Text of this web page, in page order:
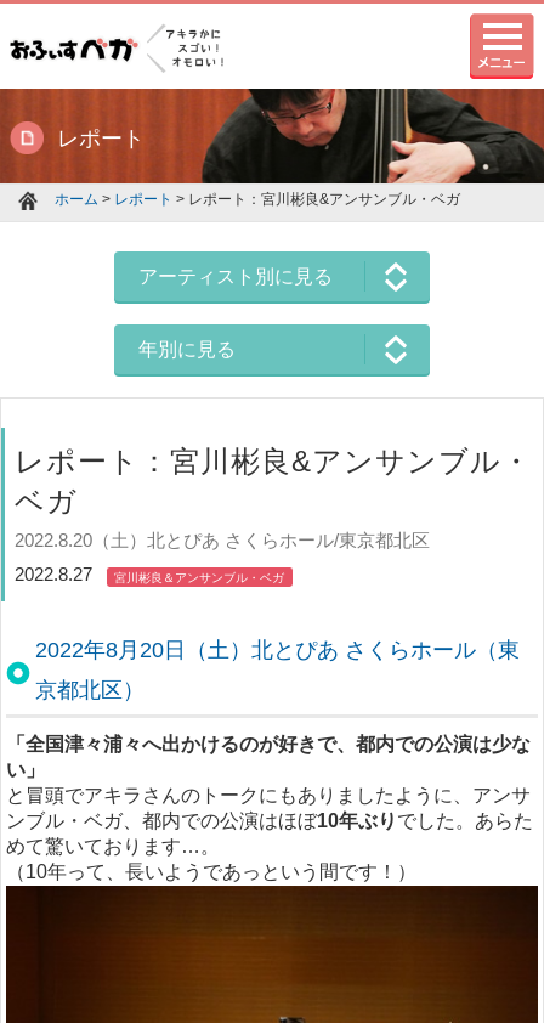
レポート
ホーム > レポート > レポート：宮川彬良&アンサンブル・ベガ
アーティスト別に見る
年別に見る
レポート：宮川彬良&アンサンブル・
ベガ
2022.8.20（土）北とぴあ さくらホール/東京都北区
2022.8.27 宮川彬良＆アンサンブル・ベガ
2022年8月20日（土）北とぴあ さくらホール（東
京都北区）
「全国津々浦々へ出かけるのが好きで、都内での公演は少な
い」
と冒頭でアキラさんのトークにもありましたように、アンサ
ンブル・ベガ、都内での公演はほぼ10年ぶり でした。あらた
めて驚いております…。
（10年って、長いようであっという間です！）